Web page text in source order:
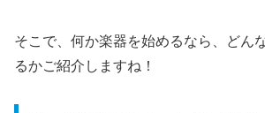
そこで、何か楽器を始めるなら、どん
るかご紹介しますね！